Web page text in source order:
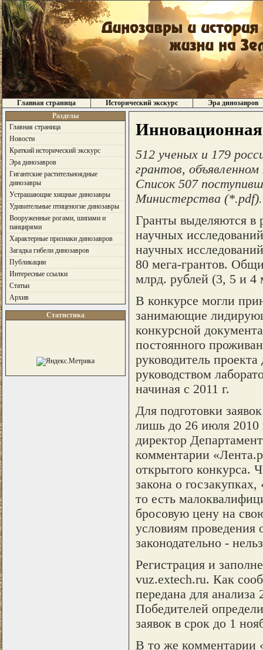
Главная страница Исторический экскурс
Эра динозавров
Разделы
Главная страница
Новости
Краткий исторический экскурс
Эра динозавров
Гигантские растительноядные
динозавры
Устрашающие хищные динозавры
Удивительные птиценогие динозавры
Вооруженные рогами, шипами и
панцирями
Характерные признаки динозавров
Загадка гибели динозавров
Публикации
Интересные ссылки
Статьи
Архив
Статистика
512 ученых и 179
грантов,
Список 507
Министерства (*.pdf).
Гранты выделяются в
научных
научных
80 мега-грантов.
млрд. рублей (3, 5 и 4
В конкурсе могли
занимающие
конкурсной
постоянного
руководитель
руководством
начиная с 2011 г.
Для подготовки
лишь до 26 июля 2010
директор
комментарии
открытого конкурса.
закона о
то есть
бросовую цену на
условиям проведения
законодательно -
Регистрация и
vuz.extech.ru. Как
передана для
Победителей
заявок в срок до 1
В то же комментарии